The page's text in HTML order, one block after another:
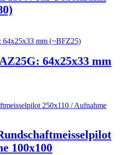
64x25x33 mm
100x100